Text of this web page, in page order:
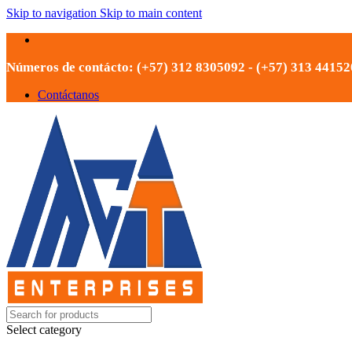
Skip to navigation Skip to main content
Números de contácto: (+57) 312 8305092 - (+57) 313
Contáctanos
Select category